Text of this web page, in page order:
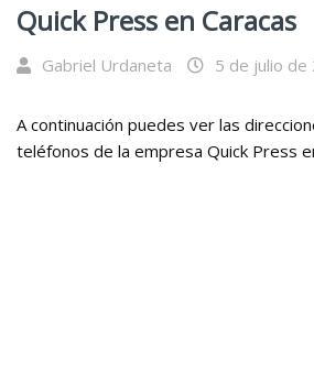
Quick Press en Caracas
Gabriel Urdaneta 5 de julio de
A continuación puedes ver las
teléfonos de la empresa Quick Press